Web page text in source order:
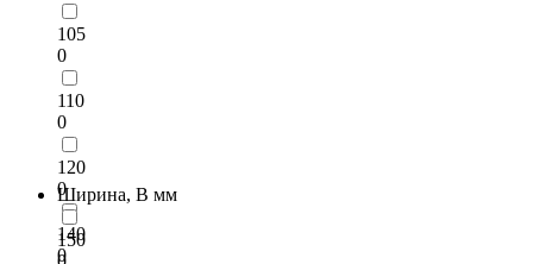
105
0
110
0
120
0
140
0
Ширина, B мм
150